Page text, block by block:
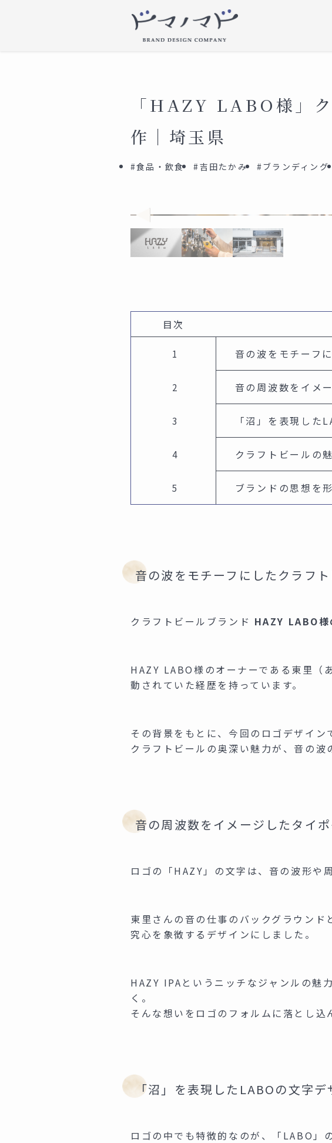
「HAZY LABO様」
作｜埼玉県
#食品・飲食 #吉田たかみ #ブランディング
前
へ
目次
音の波をモチーフ
音の周波数をイメ
「沼」を表現した
クラフトビールの
ブランドの思想を
音の波をモチーフにしたクラフ
クラフトビールブランド HAZY LABO様
HAZY LABO様のオーナーである東里（
動されていた経歴を持っています。
その背景をもとに、今回のロゴデザイン
クラフトビールの奥深い魅力が、音の波
音の周波数をイメージしたタイ
ロゴの「HAZY」の文字は、音の波形や
東里さんの音の仕事のバックグラウン
究心を象徴するデザインにしました。
HAZY IPAというニッチなジャンルの魅
く。
そんな想いをロゴのフォルムに落とし込
「沼」を表現したLABOの文字デ
ロゴの中でも特徴的なのが、「LABO」